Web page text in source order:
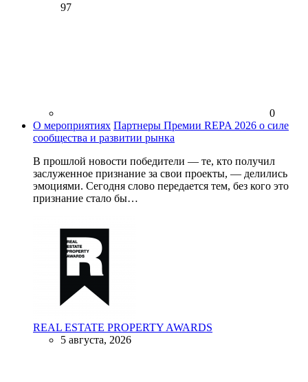
97
0
О мероприятиях Партнеры Премии REPA 2026 о силе
сообщества и развитии рынка
В прошлой новости победители — те, кто получил
заслуженное признание за свои проекты, — делились
эмоциями. Сегодня слово передается тем, без кого это
признание стало бы…
REAL ESTATE PROPERTY AWARDS
5 августа, 2026